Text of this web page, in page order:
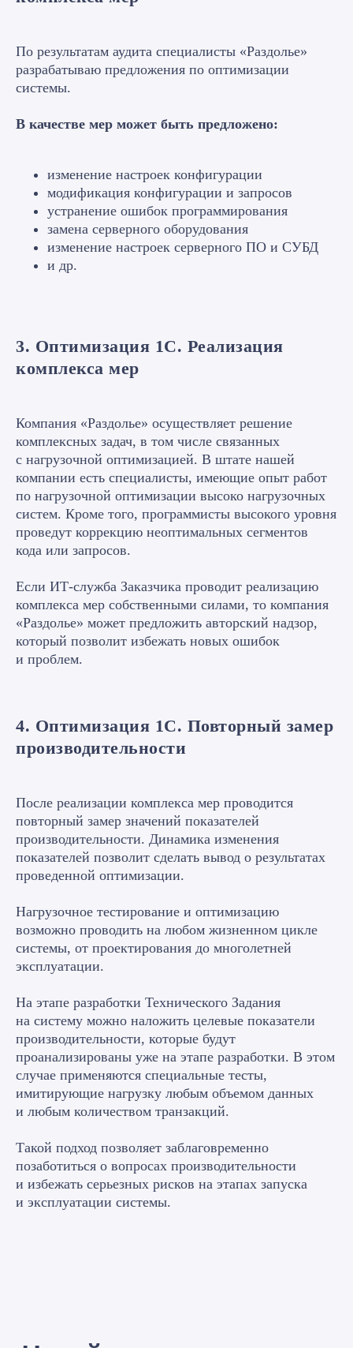
По результатам аудита специалисты «Раздолье»
разрабатываю предложения по оптимизации
системы.
В качестве мер может быть предложено:
изменение настроек конфигурации
модификация конфигурации и запросов
устранение ошибок программирования
замена серверного оборудования
изменение настроек серверного ПО и СУБД
и др.
3. Оптимизация 1С. Реализация
комплекса мер
Компания «Раздолье» осуществляет решение
комплексных задач, в том числе связанных
с нагрузочной оптимизацией. В штате нашей
компании есть специалисты, имеющие опыт работ
по нагрузочной оптимизации высоко нагрузочных
систем. Кроме того, программисты высокого уровня
проведут коррекцию неоптимальных сегментов
кода или запросов.
Если ИТ-служба Заказчика проводит реализацию
комплекса мер собственными силами, то компания
«Раздолье» может предложить авторский надзор,
который позволит избежать новых ошибок
и проблем.
4. Оптимизация 1С. Повторный замер
производительности
После реализации комплекса мер проводится
повторный замер значений показателей
производительности. Динамика изменения
показателей позволит сделать вывод о результатах
проведенной оптимизации.
Нагрузочное тестирование и оптимизацию
возможно проводить на любом жизненном цикле
системы, от проектирования до многолетней
эксплуатации.
На этапе разработки Технического Задания
на систему можно наложить целевые показатели
производительности, которые будут
проанализированы уже на этапе разработки. В этом
случае применяются специальные тесты,
имитирующие нагрузку любым объемом данных
и любым количеством транзакций.
Такой подход позволяет заблаговременно
позаботиться о вопросах производительности
и избежать серьезных рисков на этапах запуска
и эксплуатации системы.
Читайте статьи от
наших экспертов
Наши эксперты
Какая услуга вам нужна?
Оставьте заявку на
бесплатную
консультацию
и получите готовое
решение
Готовое решение